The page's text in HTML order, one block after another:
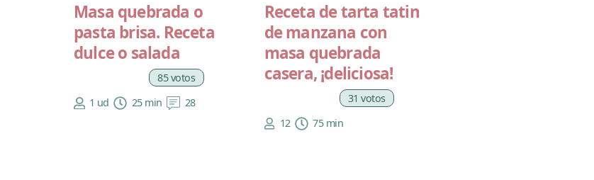
Masa quebrada o
pasta brisa. Receta
dulce o salada
85 votos
1 ud
25 min 28
Receta de tarta tatin
de manzana con
masa quebrada
casera, ¡deliciosa!
31 votos
12
75 min